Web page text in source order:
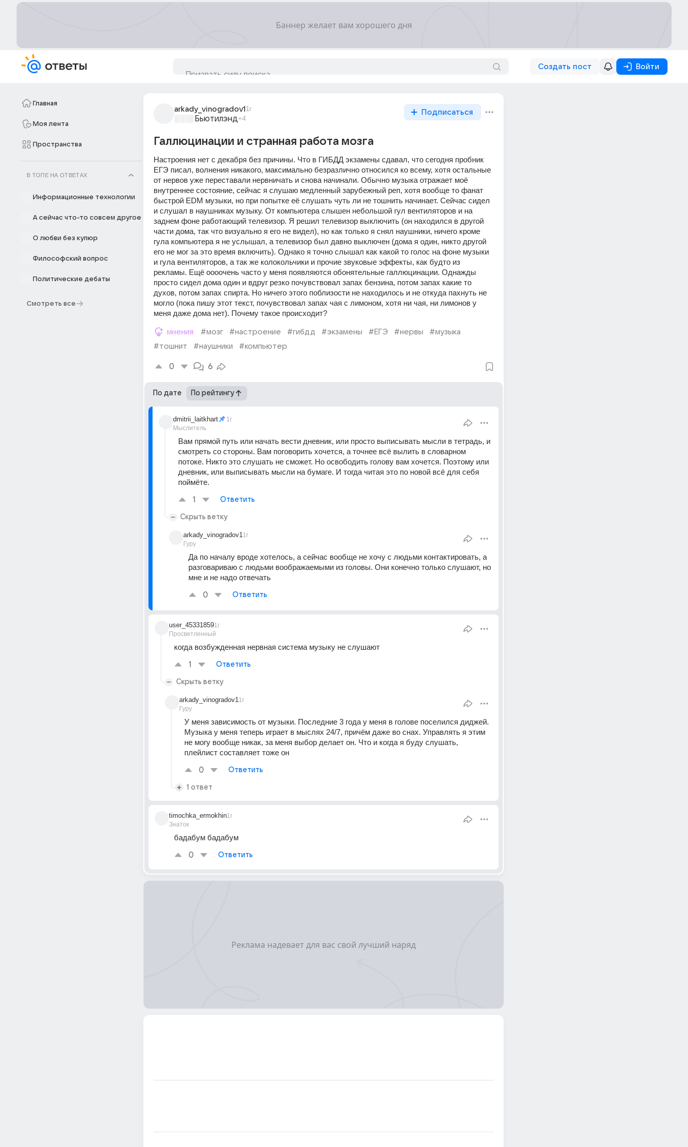
Создать пост Войти
Главная
Моя лента
Пространства
В ТОПЕ НА ОТВЕТАХ
Информационные технологии
А сейчас что-то совсем другое
О любви без купюр
Философский вопрос
Политические дебаты
Смотреть все
arkady_vinogradov1 1г
Бьютилэнд+4
Подписаться
Галлюцинации и странная работа мозга
Настроения нет с декабря без причины. Что в ГИБДД экзамены сдавал, что сегодня пробник
ЕГЭ писал, волнения никакого, максимально безразлично относился ко всему, хотя остальные
от нервов уже переставали нервничать и снова начинали. Обычно музыка отражает моё
внутреннее состояние, сейчас я слушаю медленный зарубежный реп, хотя вообще то фанат
быстрой EDM музыки, но при попытке её слушать чуть ли не тошнить начинает. Сейчас сидел
и слушал в наушниках музыку. От компьютера слышен небольшой гул вентиляторов и на
заднем фоне работающий телевизор. Я решил телевизор выключить (он находился в другой
части дома, так что визуально я его не видел), но как только я снял наушники, ничего кроме
гула компьютера я не услышал, а телевизор был давно выключен (дома я один, никто другой
его не мог за это время включить). Однако я точно слышал как какой то голос на фоне музыки
и гула вентиляторов, а так же колокольчики и прочие звуковые эффекты, как будто из
рекламы. Ещё оооочень часто у меня появляются обонятельные галлюцинации. Однажды
просто сидел дома один и вдруг резко почувствовал запах бензина, потом запах какие то
духов, потом запах спирта. Но ничего этого поблизости не находилось и не откуда пахнуть не
могло (пока пишу этот текст, почувствовал запах чая с лимоном, хотя ни чая, ни лимонов у
меня даже дома нет). Почему такое происходит?
мнения #мозг #настроение #гибдд #экзамены #ЕГЭ #нервы
#музыка
#тошнит
#наушники #компьютер
0 6
По дате По рейтингу
dmitrii_laitkhart
Мыслитель
1г
Вам прямой путь или начать вести дневник, или просто выписывать мысли в тетрадь, и
смотреть со стороны. Вам поговорить хочется, а точнее всё вылить в словарном
потоке. Никто это слушать не сможет. Но освободить голову вам хочется. Поэтому или
дневник, или выписывать мысли на бумаге. И тогда читая это по новой всё для себя
поймёте.
1 Ответить
Скрыть ветку
arkady_vinogradov1
Гуру
1г
Да по началу вроде хотелось, а сейчас вообще не хочу с людьми контактировать, а
разговариваю с людьми воображаемыми из головы. Они конечно только слушают, но
мне и не надо отвечать
0 Ответить
user_45331859
Просветленный
1г
когда возбужденная нервная система музыку не слушают
1 Ответить
Скрыть ветку
arkady_vinogradov1
Гуру
1г
У меня зависимость от музыки. Последние 3 года у меня в голове поселился диджей.
Музыка у меня теперь играет в мыслях 24/7, причём даже во снах. Управлять я этим
не могу вообще никак, за меня выбор делает он. Что и когда я буду слушать,
плейлист составляет тоже он
0 Ответить
1 ответ
timochka_ermokhin
Знаток
1г
бадабум бадабум
0 Ответить